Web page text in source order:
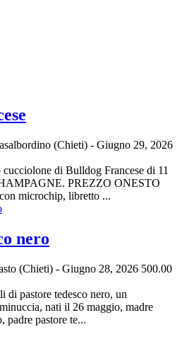
(Chieti) - Giugno 29, 2026
di Bulldog Francese di 11
PREZZO ONESTO
microchip, libretto ...
nero
(Chieti) - Giugno 28, 2026 500.00
pastore tedesco nero, un
nati il 26 maggio, madre
padre pastore te...